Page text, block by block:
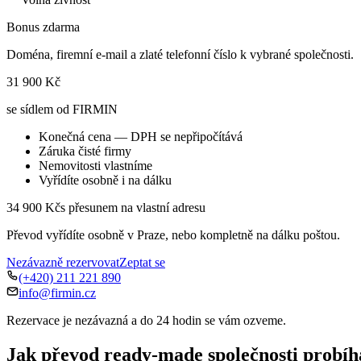
Bonus zdarma
Doména, firemní e-mail a zlaté telefonní číslo k vybrané společnosti.
31 900 Kč
se sídlem od FIRMIN
Konečná cena — DPH se nepřipočítává
Záruka čisté firmy
Nemovitosti vlastníme
Vyřídíte osobně i na dálku
34 900 Kčs přesunem na vlastní adresu
Převod vyřídíte osobně v Praze, nebo kompletně na dálku poštou.
Nezávazně rezervovatZeptat se
(+420) 211 221 890
info@firmin.cz
Rezervace je nezávazná a do 24 hodin se vám ozveme.
Jak převod ready-made společnosti